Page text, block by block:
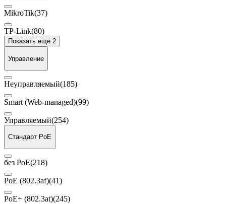
MikroTik(37)
TP-Link(80)
Показать ещё 2
Управление
Неуправляемый(185)
Smart (Web-managed)(99)
Управляемый(254)
Стандарт PoE
без PoE(218)
PoE (802.3af)(41)
PoE+ (802.3at)(245)